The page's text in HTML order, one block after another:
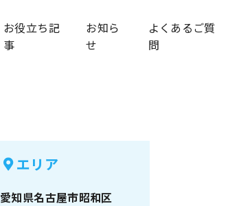
お役立ち記
事
お知ら
せ
よくあるご質
問
エリア
愛知県名古屋市昭和区